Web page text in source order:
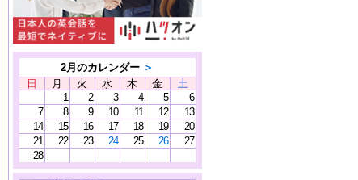
2月のカレンダー ＞
日
月 火 水 木 金
土
1
2 3 4 5
6
7
8 9 10 11 12
13
14
15 16 17 18 19
20
21
22 23 24 25 26
27
28